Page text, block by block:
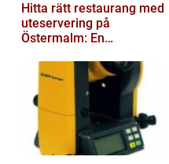
Hitta rätt restaurang med
uteservering på
Östermalm: En
i solen